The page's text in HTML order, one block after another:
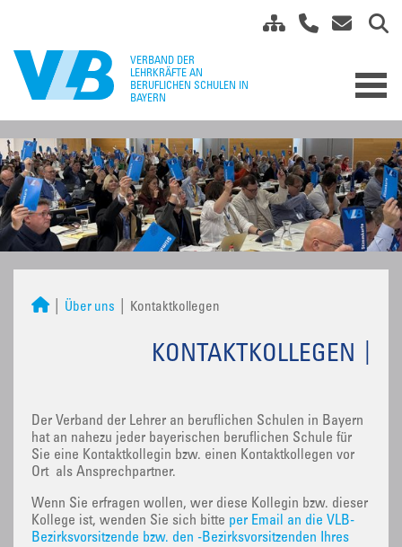
Über uns Kontaktkollegen
KONTAKTKOLLEGEN
Der Verband der Lehrer an beruflichen Schulen in Bayern
hat an nahezu jeder bayerischen beruflichen Schule für
Sie eine Kontaktkollegin bzw. einen Kontaktkollegen vor
Ort als Ansprechpartner.
Wenn Sie erfragen wollen, wer diese Kollegin bzw. dieser
Kollege ist, wenden Sie sich bitte per Email an die VLB-
Bezirksvorsitzende bzw. den -Bezirksvorsitzenden Ihres